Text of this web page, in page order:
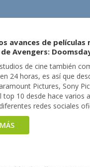
avances de
Avengers:
de cine también
24 horas, es así que
Pictures, Sony
top 10 desde hace varios
redes sociales